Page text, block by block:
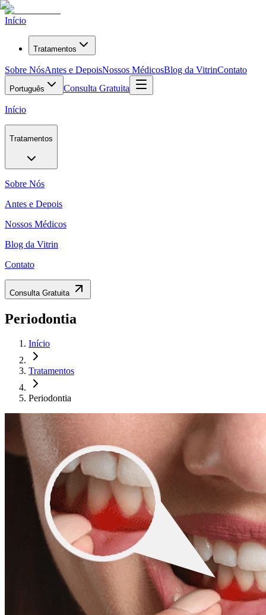
Início
Tratamentos
Sobre NósAntes e DepoisNossos MédicosBlog da VitrinContato
Português Consulta Gratuita
Início
Tratamentos
Sobre Nós
Antes e Depois
Nossos Médicos
Blog da Vitrin
Contato
Consulta Gratuita
Periodontia
Início
Tratamentos
Periodontia